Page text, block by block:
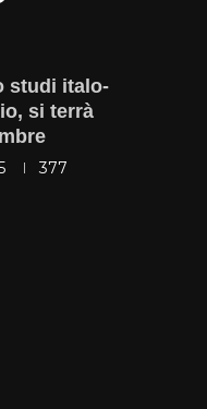
studi italo-
si terrà
377